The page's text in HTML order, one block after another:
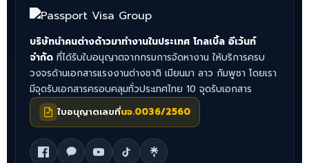
บริษัทนำคนต่างด้าวมาทำงานในประเทศ โกลเบิ้ล อีเว้นท์
จำกัด ที่ได้รับใบอนุญาตจากกรมการจัดหางาน ให้บริการครบ
วงจรด้านเอกสารแรงงานต่างชาติ เมียนมา ลาว กัมพูชา โดยเรา
มีจุดรับเอกสารครอบคลุมทั่วประเทศไทย 10 จุดรับเอกสาร
ใบอนุญาตเลขที่นจ.0036/2560